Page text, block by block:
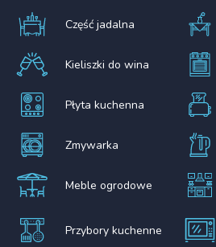
Część jadalna
Kieliszki do wina
Płyta kuchenna
Zmywarka
Meble ogrodowe
Przybory kuchenne